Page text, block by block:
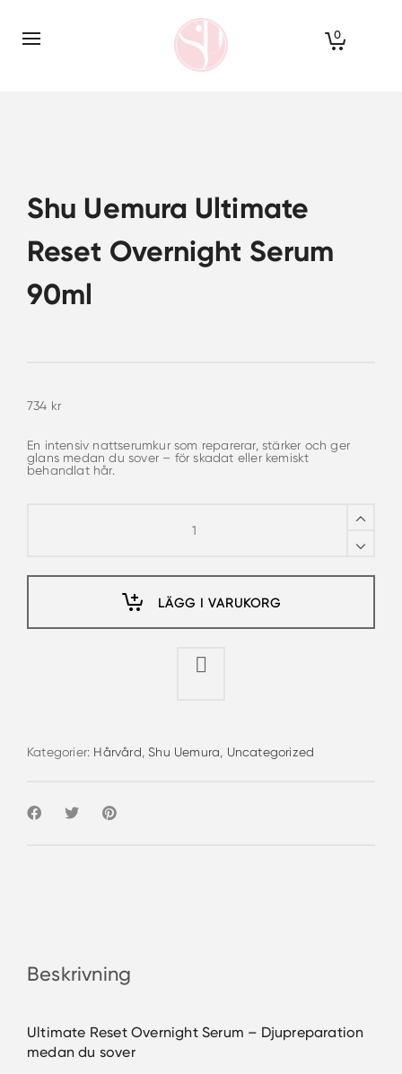
0
Shu Uemura Ultimate
Reset Overnight Serum
90ml
734 kr
En intensiv nattserumkur som reparerar, stärker och ger
glans medan du sover – för skadat eller kemiskt
behandlat hår.
Serum
LÄGG I VARUKORG
Kategorier: Hårvård,Shu Uemura, Uncategorized
Beskrivning
Ultimate Reset Overnight Serum – Djupreparation
medan du sover